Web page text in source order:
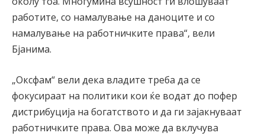
работите, со намалување на даноците и со
намалување на работничките права“, вели
Бјанима.
„Оксфам“ вели дека владите треба да се
фокусираат на политики кои ќе водат до пофер
дистрибуција на богатството и да ги зајакнуваат
работничките права. Ова може да вклучува